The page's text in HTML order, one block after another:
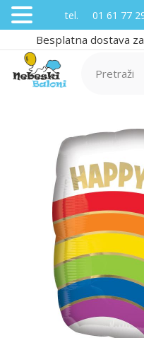
Besplatna dostava
tel. 01 61 77